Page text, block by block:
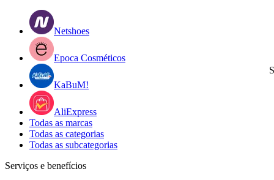
Netshoes
Epoca Cosméticos
KaBuM!
AliExpress
Todas as marcas
Todas as categorias
Todas as subcategorias
Serviços e benefícios